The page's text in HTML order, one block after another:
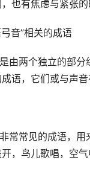
也有焦虑与紧张
音”相关的成语
由两个独立的部
语，它们或与声
常常见的成语，
，鸟儿歌唱，空